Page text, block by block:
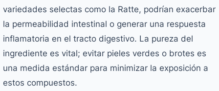
variedades selectas como la Ratte, podrían exacerbar
la permeabilidad intestinal o generar una respuesta
inflamatoria en el tracto digestivo. La pureza del
ingrediente es vital; evitar pieles verdes o brotes es
una medida estándar para minimizar la exposición a
estos compuestos.